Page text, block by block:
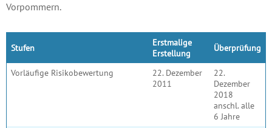
Vorpommern.
Stufen
Erstmalige
Erstellung
Überprüfung
Vorläufige Risikobewertung
22. Dezember
2011
22.
Dezember
2018
anschl. alle
6 Jahre